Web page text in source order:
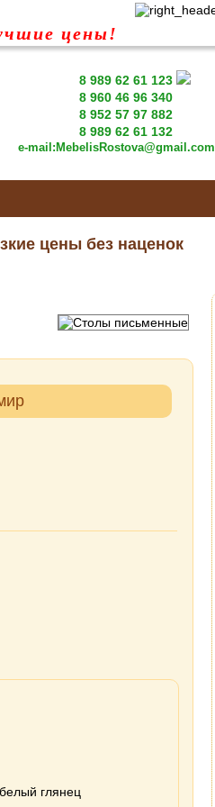
цены!
8 989 62 61 123
8 960 46 96 340
8 952 57 97 882
8 989 62 61 132
e-mail: MebelisRostova@gmail.com
цены без наценок
глянец